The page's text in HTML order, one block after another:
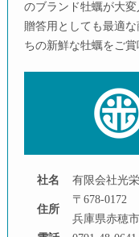
のブランド牡蠣が大変
贈答用としても最適
ちの新鮮な牡蠣をご賞
社名 有限会社光
住所
〒678-0172
兵庫県赤穂